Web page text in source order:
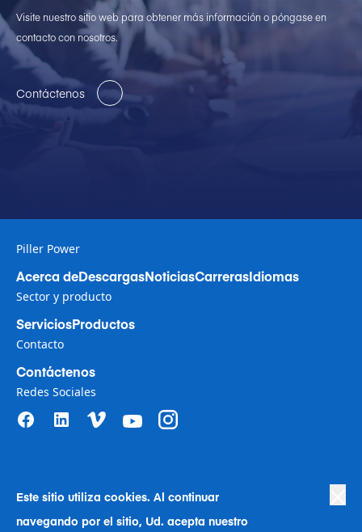
Este sitio utiliza cookies. Al continuar
navegando por el sitio, Ud. acepta nuestro
Visite nuestro sitio web para obtener más información o póngase en
contacto con nosotros.
Contáctenos
Piller Power
Acerca deDescargasNoticiasCarrerasIdiomas
Sector y producto
ServiciosProductos
Contacto
Contáctenos
Redes Sociales
Política de privacidad | Terms of Use
Política de derechos humanos en la empresa |